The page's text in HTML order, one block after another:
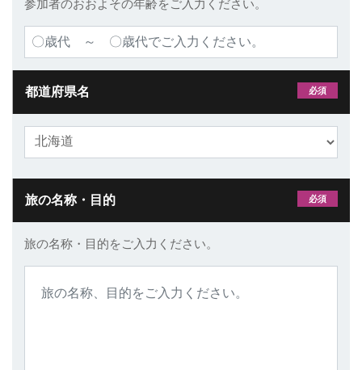
参加者のおおよその年齢をご入力ください。
都道府県名 必須
旅の名称・目的 必須
旅の名称・目的をご入力ください。